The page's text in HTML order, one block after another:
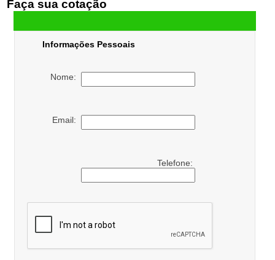
Faça sua cotação
Informações Pessoais
Nome:
Email:
Telefone: